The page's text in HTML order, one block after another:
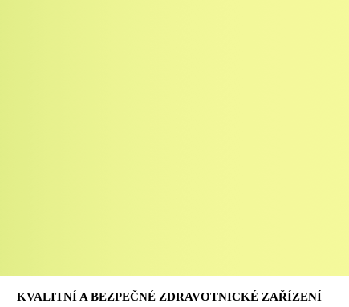
KVALITNÍ A BEZPEČNÉ ZDRAVOTNICKÉ ZAŘÍZENÍ